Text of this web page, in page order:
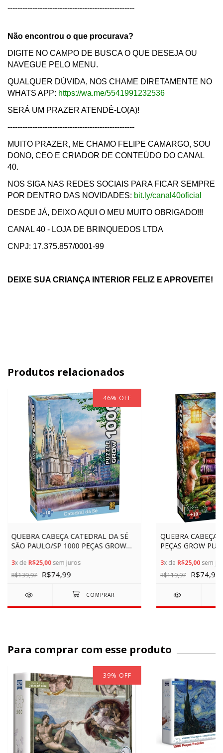
---------------------------------------------------
Não encontrou o que procurava?
DIGITE NO CAMPO DE BUSCA O QUE DESEJA OU
NAVEGUE PELO MENU.
QUALQUER DÚVIDA, NOS CHAME DIRETAMENTE NO
WHATS APP: https://wa.me/5541991232536
SERÁ UM PRAZER ATENDÊ-LO(A)!
---------------------------------------------------
MUITO PRAZER, ME CHAMO FELIPE CAMARGO, SOU
DONO, CEO E CRIADOR DE CONTEÚDO DO CANAL
40.
NOS SIGA NAS REDES SOCIAIS PARA FICAR SEMPRE
POR DENTRO DAS NOVIDADES: bit.ly/canal40oficial
DESDE JÁ, DEIXO AQUI O MEU MUITO OBRIGADO!!!
CANAL 40 - LOJA DE BRINQUEDOS LTDA
CNPJ: 17.375.857/0001-99
DEIXE SUA CRIANÇA INTERIOR FELIZ E APROVEITE!
Produtos relacionados
46% OFF
QUEBRA CABEÇA CATEDRAL DA SÉ
SÃO PAULO/SP 1000 PEÇAS GROW
BRINQUEDOS BRASIL
3x de R$25,00sem juros
R$139,97 R$74,99
QUEBRA CABEÇA
PEÇAS GROW
HISTÓRIA ANIMAIS
3x de R$25,00sem
R$119,97
R$74,99
Para comprar com esse produto
39% OFF